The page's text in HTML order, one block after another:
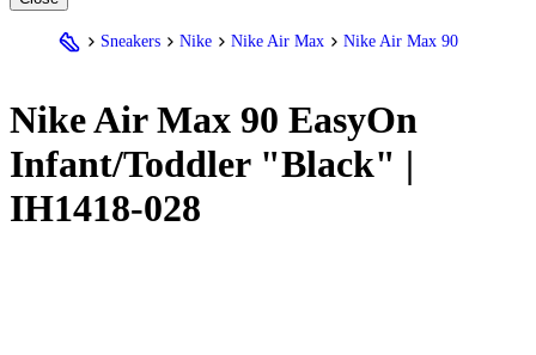
Sneakers Nike Nike Air Max Nike Air Max 90
NikeAir Max 90 EasyOn
Infant/Toddler "Black" |
IH1418-028